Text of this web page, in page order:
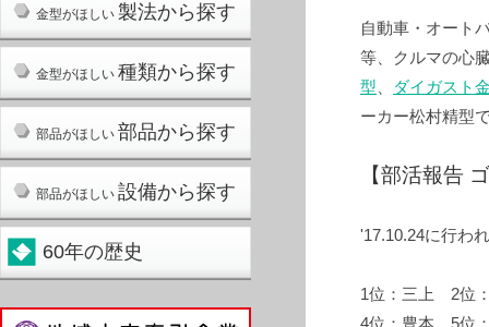
金型がほしい 製法から探す
金型がほしい 種類から探す
部品がほしい 部品から探す
部品がほしい 設備から探す
60年の歴史
自動車・オート
等、クルマの心
型
ダイガスト
ーカー松村精型
【部活報告
'17.10.24に行わ
1位：三上 2位
4位：豊本 5位